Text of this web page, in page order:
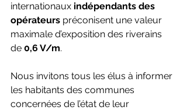
internationaux indépendants des
opérateurs préconisent une valeur
maximale d’exposition des riverains
de 0,6 V/m.
Nous invitons tous les élus à informer
les habitants des communes
concernées de l’état de leur